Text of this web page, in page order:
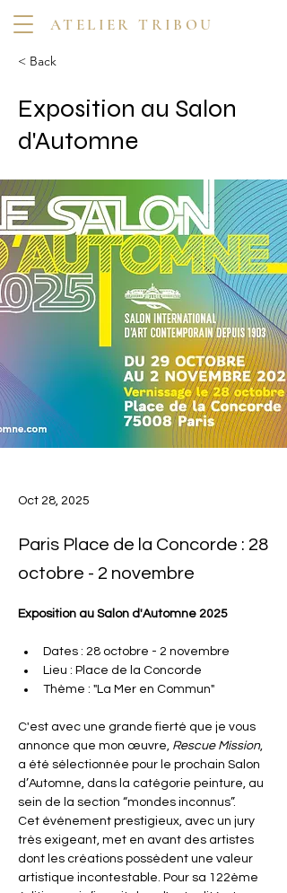
ATELIER TRIBOU
< Back
Exposition au Salon
d'Automne
Oct 28, 2025
Paris Place de la Concorde : 28
octobre - 2 novembre
Exposition au Salon d'Automne 2025
Dates : 28 octobre - 2 novembre
Lieu : Place de la Concorde
Thème : "La Mer en Commun"
C'est avec une grande fierté que je vous
annonce que mon œuvre, Rescue Mission,
a été sélectionnée pour le prochain Salon
d’Automne, dans la catégorie peinture, au
sein de la section “mondes inconnus”.
Cet événement prestigieux, avec un jury
très exigeant, met en avant des artistes
dont les créations possèdent une valeur
artistique incontestable. Pour sa 122ème